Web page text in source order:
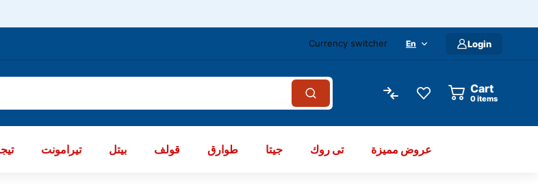
Currency switcher En Login
Cart
items
تيرامونت بيتل قولف طوارق جيتا تى روك عروض مميزة